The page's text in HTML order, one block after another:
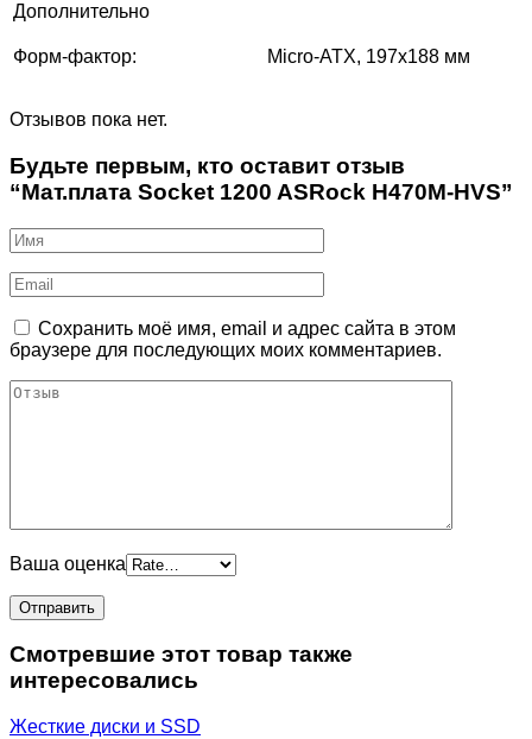
Дополнительно
Форм-фактор: Micro-ATX, 197х188 мм
Отзывов пока нет.
Будьте первым, кто оставит отзыв
“Мат.плата Socket 1200 ASRock H470M-HVS”
Сохранить моё имя, email и адрес сайта в этом
браузере для последующих моих комментариев.
Ваша оценка
Смотревшие этот товар также
интересовались
Жесткие диски и SSD